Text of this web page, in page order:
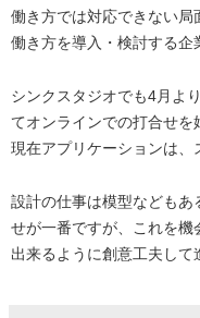
働き方では対応できない
働き方を導入・検討する企
シンクスタジオでも4月よ
てオンラインでの打合せを
現在アプリケーションは、
設計の仕事は模型などもあ
せが一番ですが、これを
出来るように創意工夫して